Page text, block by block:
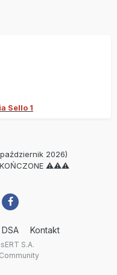
Sello 1
2026)
⚠⚠⚠
DSA Kontakt
S.A.